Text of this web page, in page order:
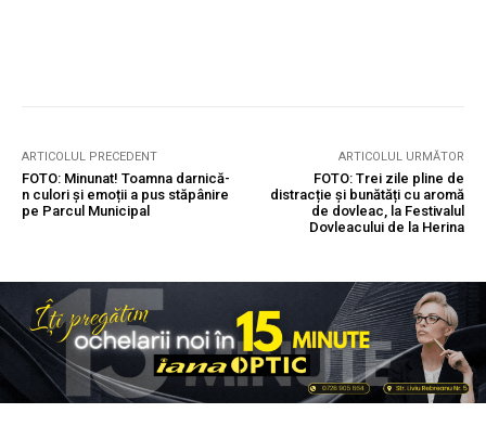
ARTICOLUL PRECEDENT
FOTO: Minunat! Toamna darnică-
n culori și emoții a pus stăpânire
pe Parcul Municipal
ARTICOLUL URMĂTOR
FOTO: Trei zile pline de
distracție și bunătăți cu aromă
de dovleac, la Festivalul
Dovleacului de la Herina